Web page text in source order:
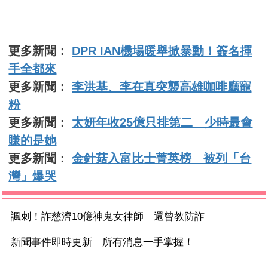
更多新聞： DPR IAN機場暖舉掀暴動！簽名揮
手全都來
更多新聞：李洪基、李在真突襲高雄咖啡廳寵
粉
更多新聞： 太妍年收25億只排第二 少時最會
賺的是她
更多新聞：金針菇入富比士菁英榜 被列「台
灣」爆哭
諷刺！詐慈濟10億神鬼女律師 還曾教防詐
新聞事件即時更新 所有消息一手掌握！